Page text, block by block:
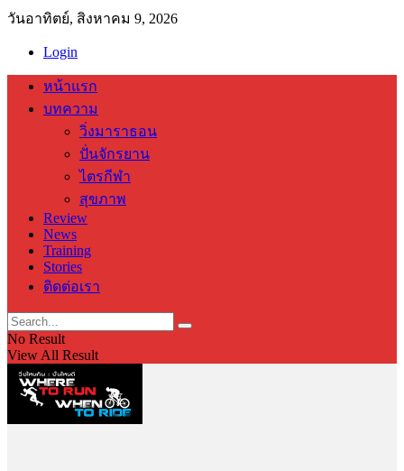
วันอาทิตย์, สิงหาคม 9, 2026
Login
หน้าแรก
บทความ
วิ่งมาราธอน
ปั่นจักรยาน
ไตรกีฬา
สุขภาพ
Review
News
Training
Stories
ติดต่อเรา
No Result
View All Result